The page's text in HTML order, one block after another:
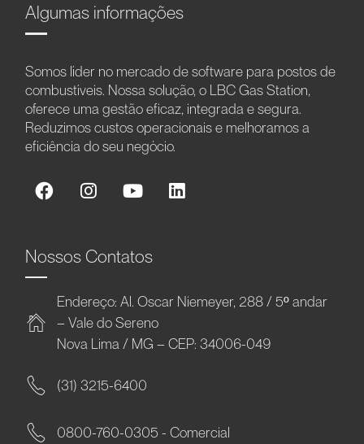
Algumas informações
Somos líder no mercado de software para postos de
combustíveis. Nossa solução, o LBC Gas Station,
oferece uma gestão eficaz, integrada e segura.
Reduzimos custos operacionais e melhoramos a
eficiência do seu negócio.
Nossos Contatos
Endereço: Al. Oscar Niemeyer, 288 / 5º andar
– Vale do Sereno
Nova Lima / MG – CEP: 34006-049
(31) 3215-6400
0800-760-0305 - Comercial